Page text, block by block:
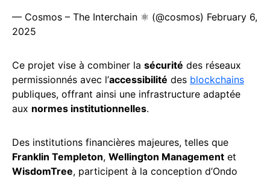
— Cosmos – The Interchain ⚛️ (@cosmos) February 6,
2025
Ce projet vise à combiner la sécurité des réseaux
permissionnés avec l’accessibilité des blockchains
publiques, offrant ainsi une infrastructure adaptée
aux normes institutionnelles.
Des institutions financières majeures, telles que
Franklin Templeton, Wellington Management et
WisdomTree, participent à la conception d’Ondo